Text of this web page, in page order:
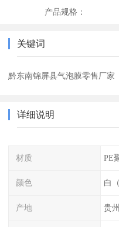
产品规格：
关键词
黔东南锦屏县气泡膜零售厂家
详细说明
材质 PE
颜色 白
产地 贵州